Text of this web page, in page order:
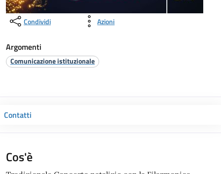
Condividi Azioni
Argomenti
Comunicazione istituzionale
Contatti
Cos'è